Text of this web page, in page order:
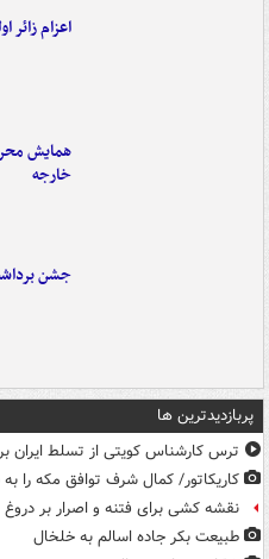
اعزام زائر
همایش
خارجه
جشن
پربازدیدترین ها
ترس کارشناس کویتی از تسلط ایران
کاریکاتور/ کمال شرف توافق مکه را
نقشه کشی برای فتنه و اصرار بر دروغ
طبیعت بکر جاده اسالم به خلخال